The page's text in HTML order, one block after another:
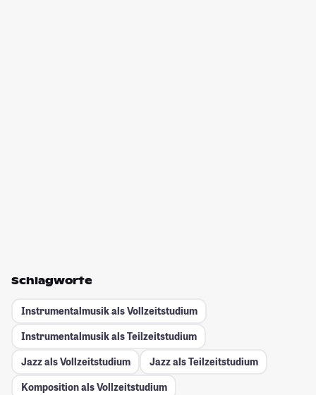
Schlagworte
Instrumentalmusik als Vollzeitstudium
Instrumentalmusik als Teilzeitstudium
Jazz als Vollzeitstudium
Jazz als Teilzeitstudium
Komposition als Vollzeitstudium